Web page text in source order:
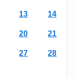
13 14
20 21
27 28